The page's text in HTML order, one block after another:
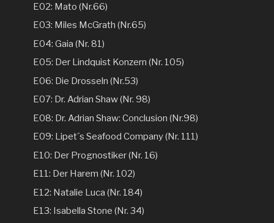
E02: Mato (Nr.66)
E03: Miles McGrath (Nr.65)
E04: Gaia (Nr. 81)
E05: Der Lindquist Konzern (Nr. 105)
E06: Die Drosseln (Nr.53)
E07: Dr. Adrian Shaw (Nr. 98)
E08: Dr. Adrian Shaw: Conclusion (Nr.98)
E09: Lipet´s Seafood Company (Nr. 111)
E10: Der Prognostiker (Nr. 16)
E11: Der Harem (Nr. 102)
E12: Natalie Luca (Nr. 184)
E13: Isabella Stone (Nr. 34)